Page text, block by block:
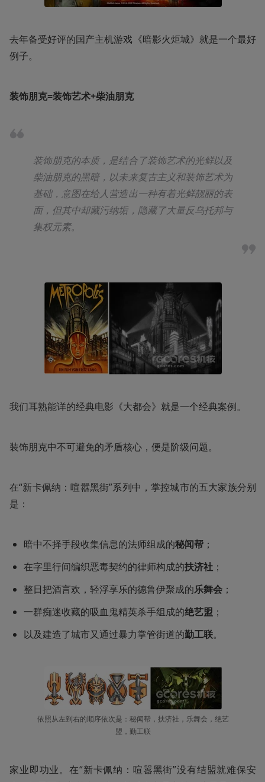
去年备受好评的国产主机游戏《暗影火炬城》就是一个最好
例子。
装饰朋克=装饰艺术+柴油朋克
装饰朋克的本质，是结合了装饰艺术的光鲜以及
柴油朋克的黑暗，以未来复古主义和装饰艺术为
基础，意图在给人营造出一种有着光鲜靓丽的表
面，但其中却藏污纳垢，隐藏了大量反乌托邦与
集权元素。
我们耳熟能详的经典电影《大都会》就是一个经典案例。
装饰朋克中不可避免的矛盾核心，便是阶级问题。
在“新卡佩纳：喧嚣黑街”系列中，掌控城市的五大家族分别
是：
暗中不择手段收集信息的法师组成的秘闻帮 ；
在字里行间编织恶毒契约的律师构成的扶济社 ；
整日把酒言欢，轻浮享乐的德鲁伊聚成的乐舞会 ；
一群痴迷收藏的吸血鬼精英杀手组成的绝艺盟 ；
以及建造了城市又通过暴力掌管街道的勤工联。
依照从左到右的顺序依次是：秘闻帮，扶济社，乐舞会，绝艺
盟，勤工联
家业即功业。在“新卡佩纳：喧嚣黑街”没有结盟就难保安